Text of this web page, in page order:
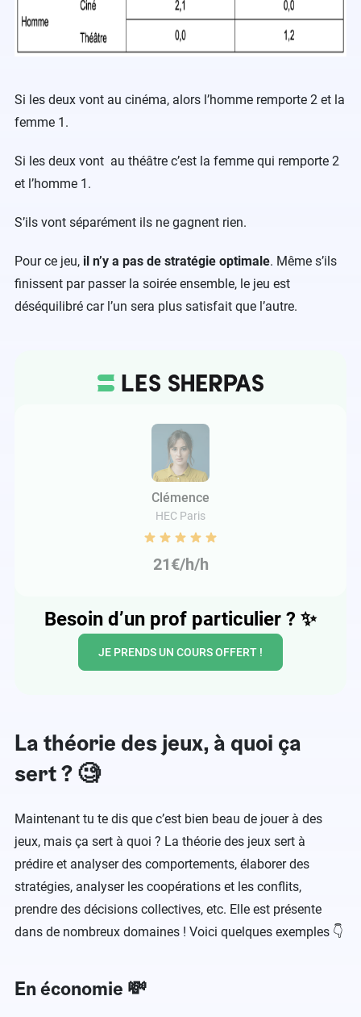
Si les deux vont au cinéma, alors l’homme remporte 2 et la
femme 1.
Si les deux vont au théâtre c’est la femme qui remporte 2
et l’homme 1.
S’ils vont séparément ils ne gagnent rien.
Pour ce jeu, il n’y a pas de stratégie optimale. Même s’ils
finissent par passer la soirée ensemble, le jeu est
déséquilibré car l’un sera plus satisfait que l’autre.
Clémence
HEC Paris
21€/h/h
Besoin d’un prof particulier ? ✨
JE PRENDS UN COURS OFFERT !
La théorie des jeux, à quoi ça
sert ? 🧐
Maintenant tu te dis que c’est bien beau de jouer à des
jeux, mais ça sert à quoi ? La théorie des jeux sert à
prédire et analyser des comportements, élaborer des
stratégies, analyser les coopérations et les conflits,
prendre des décisions collectives, etc. Elle est présente
dans de nombreux domaines ! Voici quelques exemples 👇
En économie 💸